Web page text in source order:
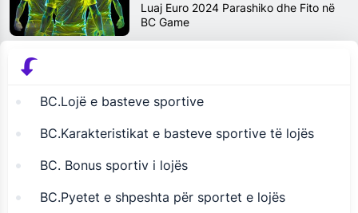
Luaj Euro 2024 Parashiko dhe Fito në
BC Game
BC.Lojë e basteve sportive
BC.Karakteristikat e basteve sportive të lojës
BC. Bonus sportiv i lojës
BC.Pyetet e shpeshta për sportet e lojës